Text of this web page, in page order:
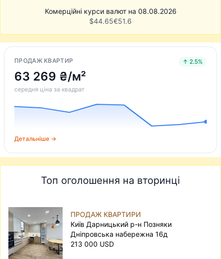
Комерційні курси валют на 08.08.2026
$44.65€51.6
ПРОДАЖ КВАРТИР ↑ 2.5%
63 269 ₴/м²
середня ціна за квадрат
Детальніше →
Топ оголошення на вторинці
ПРОДАЖ КВАРТИРИ
Київ Дарницький р-н Позняки
Дніпровська набережна 16д
213 000 USD